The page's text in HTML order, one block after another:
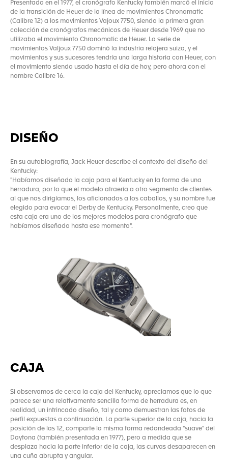
Presentado en el 1977, el cronógrafo Kentucky también marcó el inicio
de la transición de Heuer de la línea de movimientos Chronomatic
(Calibre 12) a los movimientos Vajoux 7750, siendo la primera gran
colección de cronógrafos mecánicos de Heuer desde 1969 que no
utilizaba el movimiento Chronomatic de Heuer. La serie de
movimientos Valjoux 7750 dominó la industria relojera suiza, y el
movimientos y sus sucesores tendría una larga historia con Heuer, con
el movimiento siendo usado hasta el día de hoy, pero ahora con el
nombre Calibre 16.
DISEÑO
En su autobiografía, Jack Heuer describe el contexto del diseño del
Kentucky:
"Habíamos diseñado la caja para el Kentucky en la forma de una
herradura, por lo que el modelo atraería a otro segmento de clientes
al que nos dirigíamos, los aficionados a los caballos, y su nombre fue
elegido para evocar el Derby de Kentucky. Personalmente, creo que
esta caja era uno de los mejores modelos para cronógrafo que
habíamos diseñado hasta ese momento".
CAJA
Si observamos de cerca la caja del Kentucky, apreciamos que lo que
parece ser una relativamente sencilla forma de herradura es, en
realidad, un intrincado diseño, tal y como demuestran las fotos de
perfil expuestas a continuación. La parte superior de la caja, hacia la
posición de las 12, comparte la misma forma redondeada "suave" del
Daytona (también presentada en 1977), pero a medida que se
desplaza hacia la parte inferior de la caja, las curvas desaparecen en
una cuña abrupta y angular.